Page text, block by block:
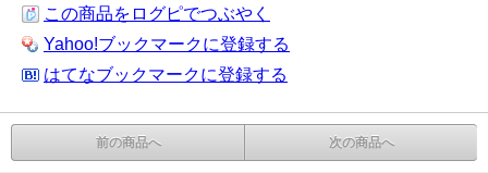
この商品をログピでつぶやく
Yahoo!ブックマークに登録する
はてなブックマークに登録する
前の商品へ 次の商品へ